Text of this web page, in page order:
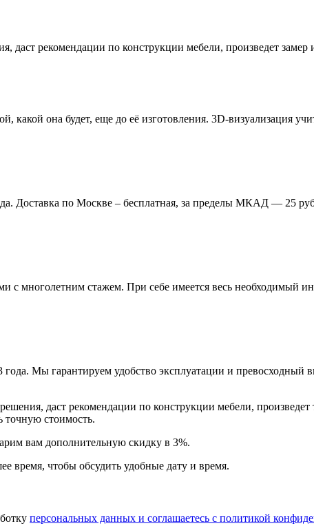
даст рекомендации по конструкции мебели, произведет
какой она будет, еще до её изготовления. 3D-визуализация
Доставка по Москве – бесплатная, за пределы МКАД — 25
с многолетним стажем. При себе имеется весь необходимый
года. Мы гарантируем удобство эксплуатации и
даст рекомендации по конструкции мебели, произведет
точную стоимость.
вам дополнительную скидку в 3%.
время, чтобы обсудить удобные дату и время.
персональных данных​ и соглашаетесь c политикой